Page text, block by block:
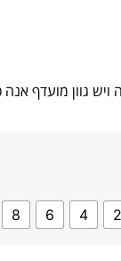
2
4
6
8